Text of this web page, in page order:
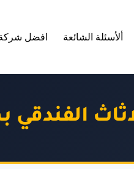
ألأسئلة الشائعة افضل
الفندقي